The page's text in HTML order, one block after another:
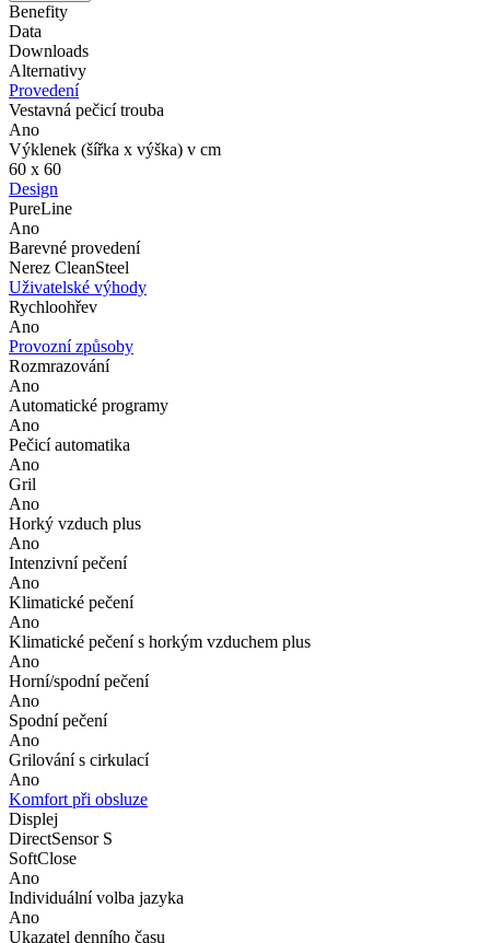
Benefity
Data
Downloads
Alternativy
Provedení
Vestavná pečicí trouba
Ano
Výklenek (šířka x výška) v cm
60 x 60
Design
PureLine
Ano
Barevné provedení
Nerez CleanSteel
Uživatelské výhody
Rychloohřev
Ano
Provozní způsoby
Rozmrazování
Ano
Automatické programy
Ano
Pečicí automatika
Ano
Gril
Ano
Horký vzduch plus
Ano
Intenzivní pečení
Ano
Klimatické pečení
Ano
Klimatické pečení s horkým vzduchem plus
Ano
Horní/spodní pečení
Ano
Spodní pečení
Ano
Grilování s cirkulací
Ano
Komfort při obsluze
Displej
DirectSensor S
SoftClose
Ano
Individuální volba jazyka
Ano
Ukazatel denního času